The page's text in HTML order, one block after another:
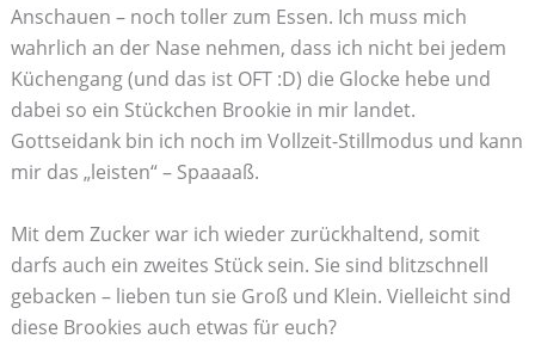
Anschauen – noch toller zum Essen. Ich muss mich
wahrlich an der Nase nehmen, dass ich nicht bei jedem
Küchengang (und das ist OFT :D) die Glocke hebe und
dabei so ein Stückchen Brookie in mir landet.
Gottseidank bin ich noch im Vollzeit-Stillmodus und kann
mir das „leisten“ – Spaaaaß.
Mit dem Zucker war ich wieder zurückhaltend, somit
darfs auch ein zweites Stück sein. Sie sind blitzschnell
gebacken – lieben tun sie Groß und Klein. Vielleicht sind
diese Brookies auch etwas für euch?